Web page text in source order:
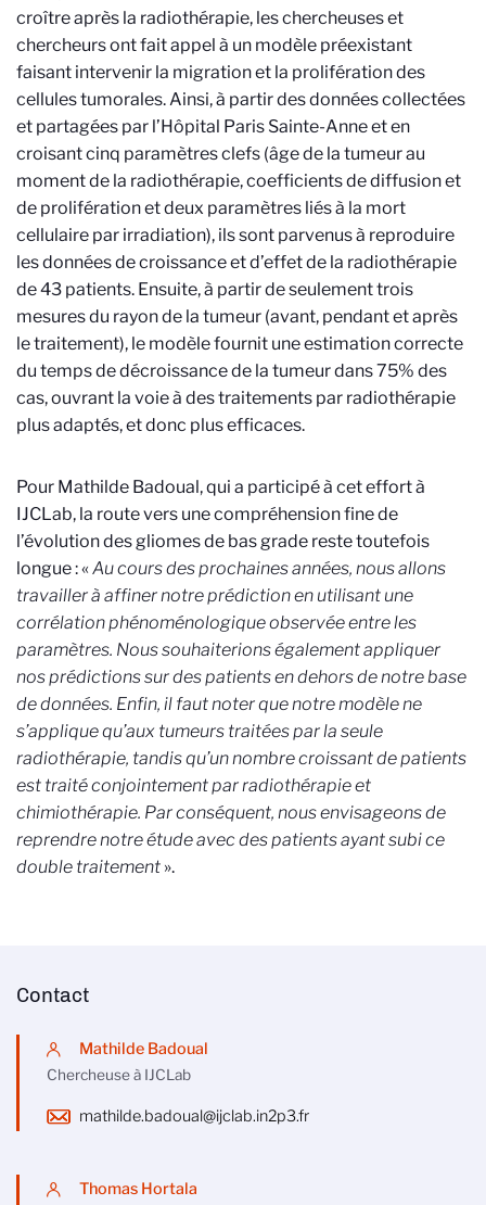
croître après la radiothérapie, les chercheuses et
chercheurs ont fait appel à un modèle préexistant
faisant intervenir la migration et la prolifération des
cellules tumorales. Ainsi, à partir des données collectées
et partagées par l’Hôpital Paris Sainte-Anne et en
croisant cinq paramètres clefs (âge de la tumeur au
moment de la radiothérapie, coefficients de diffusion et
de prolifération et deux paramètres liés à la mort
cellulaire par irradiation), ils sont parvenus à reproduire
les données de croissance et d’effet de la radiothérapie
de 43 patients. Ensuite, à partir de seulement trois
mesures du rayon de la tumeur (avant, pendant et après
le traitement), le modèle fournit une estimation correcte
du temps de décroissance de la tumeur dans 75% des
cas, ouvrant la voie à des traitements par radiothérapie
plus adaptés, et donc plus efficaces.
Pour Mathilde Badoual, qui a participé à cet effort à
IJCLab, la route vers une compréhension fine de
l’évolution des gliomes de bas grade reste toutefois
longue: «Au cours des prochaines années, nous allons
travailler à affiner notre prédiction en utilisant une
corrélation phénoménologique observée entre les
paramètres. Nous souhaiterions également appliquer
nos prédictions sur des patients en dehors de notre base
de données. Enfin, il faut noter que notre modèle ne
s’applique qu’aux tumeurs traitées par la seule
radiothérapie, tandis qu’un nombre croissant de patients
est traité conjointement par radiothérapie et
chimiothérapie. Par conséquent, nous envisageons de
reprendre notre étude avec des patients ayant subi ce
double traitement ».
Contact
Mathilde Badoual
Chercheuse à IJCLab
mathilde.badoual@ijclab.in2p3.fr
Thomas Hortala